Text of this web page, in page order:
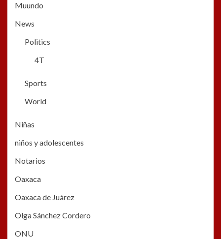
Muundo
News
Politics
4T
Sports
World
Niñas
niños y adolescentes
Notarios
Oaxaca
Oaxaca de Juárez
Olga Sánchez Cordero
ONU